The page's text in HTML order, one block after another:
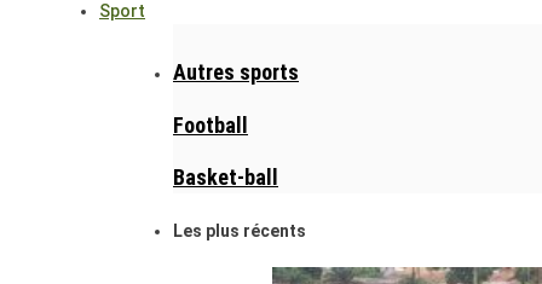
Sport
Autres sports
Football
Basket-ball
Les plus récents